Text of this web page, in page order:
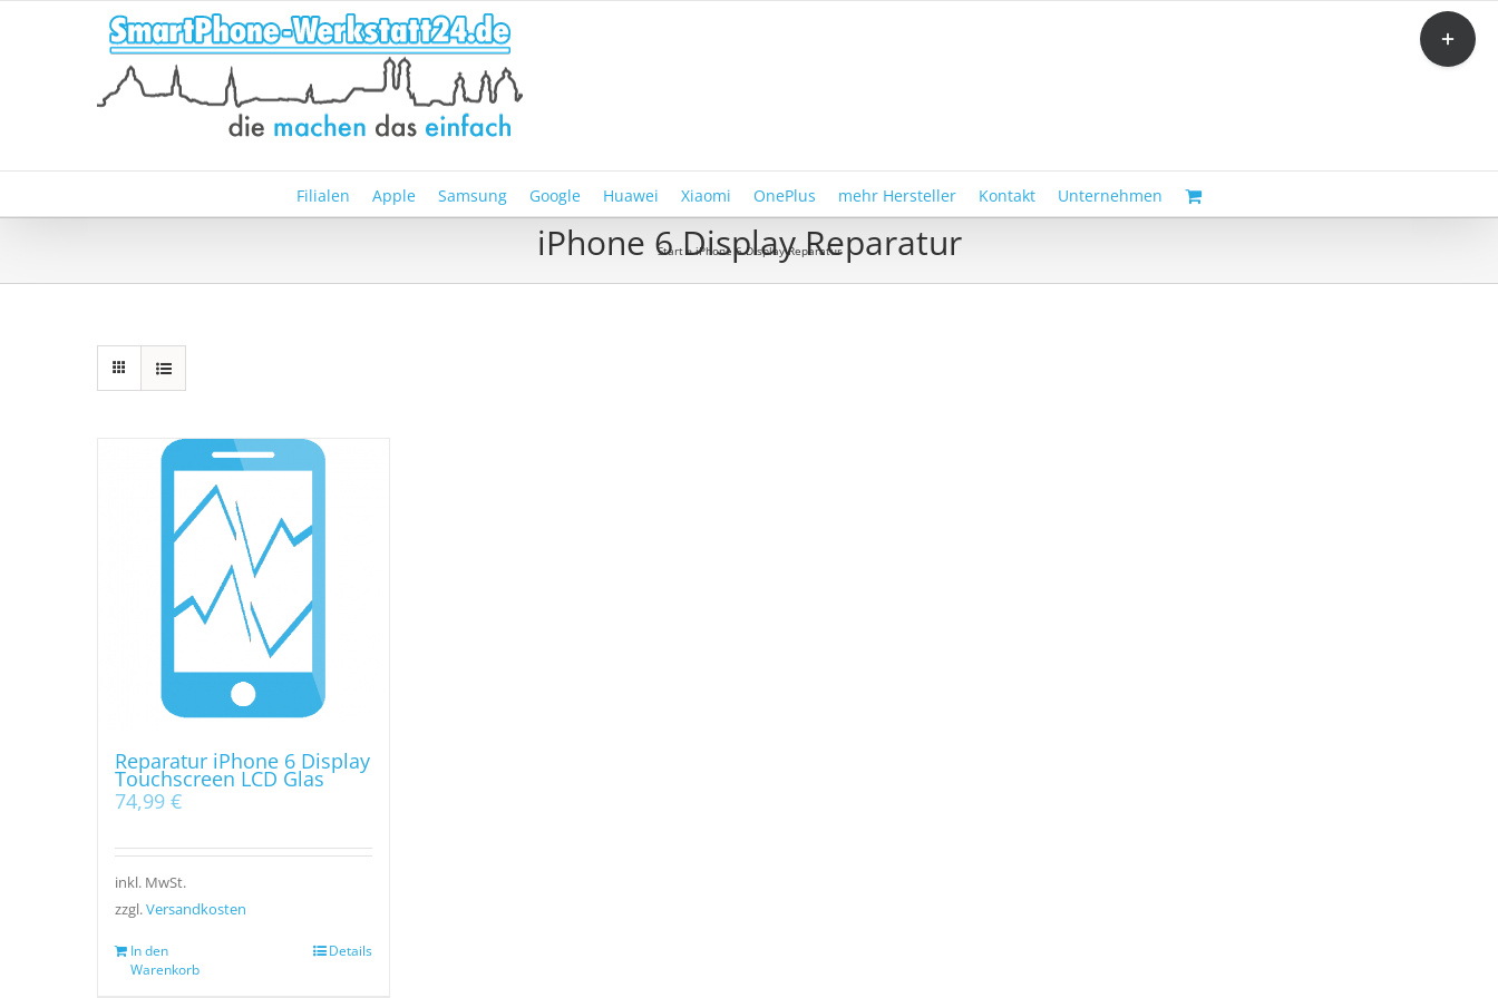
Filialen Apple Samsung Google Huawei Xiaomi OnePlus mehr Hersteller Kontakt Unternehmen
iPhone 6 Display Reparatur
Start»iPhone 6 Display Reparatur
Reparatur iPhone 6 Display
Touchscreen LCD Glas
74,99 €
inkl. MwSt.
zzgl.Versandkosten
In den
Warenkorb
Details
Toggle
Sliding
Bar